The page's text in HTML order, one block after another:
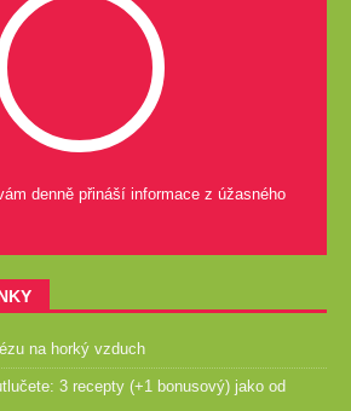
denně přináší informace z úžasného
na horký vzduch
3 recepty (+1 bonusový) jako od